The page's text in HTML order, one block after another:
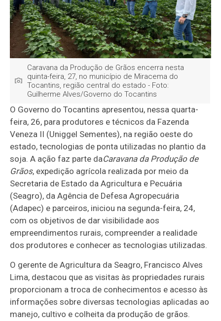
Caravana da Produção de Grãos encerra nesta
quinta-feira, 27, no município de Miracema do
Tocantins, região central do estado - Foto:
Guilherme Alves/Governo do Tocantins
O Governo do Tocantins apresentou, nessa quarta-
feira, 26, para produtores e técnicos da Fazenda
Veneza II (Uniggel Sementes), na região oeste do
estado, tecnologias de ponta utilizadas no plantio da
soja. A ação faz parte daCaravana da Produção de
Grãos, expedição agrícola realizada por meio da
Secretaria de Estado da Agricultura e Pecuária
(Seagro), da Agência de Defesa Agropecuária
(Adapec) e parceiros, iniciou na segunda-feira, 24,
com os objetivos de dar visibilidade aos
empreendimentos rurais, compreender a realidade
dos produtores e conhecer as tecnologias utilizadas.
O gerente de Agricultura da Seagro, Francisco Alves
Lima, destacou que as visitas às propriedades rurais
proporcionam a troca de conhecimentos e acesso às
informações sobre diversas tecnologias aplicadas ao
manejo, cultivo e colheita da produção de grãos.